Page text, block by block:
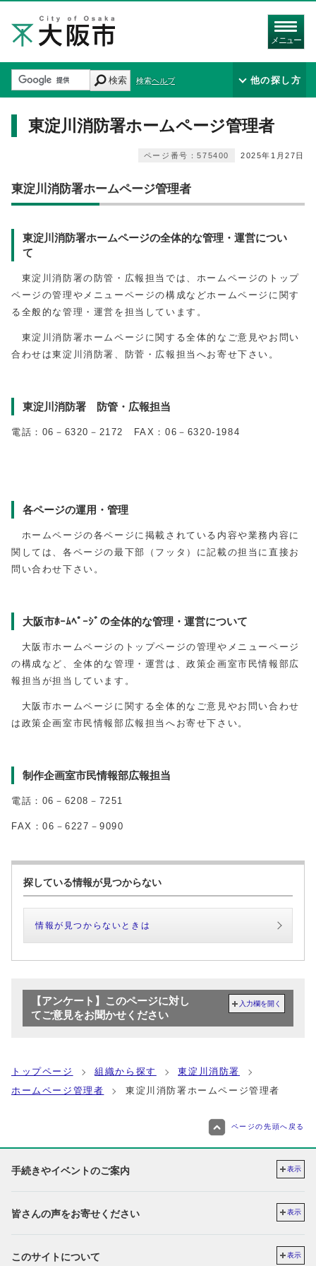
メニュー
検索 検索ヘルプ 他の探し方
東淀川消防署ホームページ管理者
2025年1月27日
ページ番号：575400
東淀川消防署ホームページ管理者
東淀川消防署ホームページの全体的な管理・運営につい
て
東淀川消防署の防管・広報担当では、ホームページのトップ
ページの管理やメニューページの構成などホームページに関す
る全般的な管理・運営を担当しています。
東淀川消防署ホームページに関する全体的なご意見やお問い
合わせは東淀川消防署、防菅・広報担当へお寄せ下さい。
東淀川消防署 防管・広報担当
電話：06－6320－2172 FAX：06－6320-1984
各ページの運用・管理
ホームページの各ページに掲載されている内容や業務内容に
関しては、各ページの最下部（フッタ）に記載の担当に直接お
問い合わせ下さい。
大阪市ﾎｰﾑﾍﾟｰｼﾞの全体的な管理・運営について
大阪市ホームページのトップページの管理やメニューページ
の構成など、全体的な管理・運営は、政策企画室市民情報部広
報担当が担当しています。
大阪市ホームページに関する全体的なご意見やお問い合わせ
は政策企画室市民情報部広報担当へお寄せ下さい。
制作企画室市民情報部広報担当
電話：06－6208－7251
FAX：06－6227－9090
探している情報が見つからない
情報が見つからないときは
【アンケート】このページに対し
てご意見をお聞かせください
入力欄を開く
トップページ 組織から探す
東淀川消防署
ホームページ管理者
東淀川消防署ホームページ管理者
ページの先頭へ戻る
手続きやイベントのご案内 表示
皆さんの声をお寄せください 表示
このサイトについて 表示